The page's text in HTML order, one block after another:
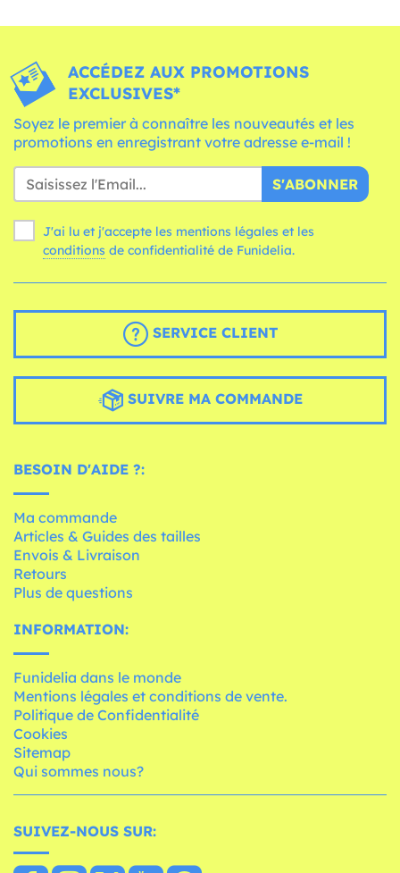
ACCÉDEZ AUX PROMOTIONS
EXCLUSIVES*
Soyez le premier à connaître les nouveautés et les
promotions en enregistrant votre adresse e-mail !
S'ABONNER
J'ai lu et j'accepte les mentions légales et les
conditions de confidentialité de Funidelia.
SERVICE CLIENT
SUIVRE MA COMMANDE
BESOIN D'AIDE ?:
Ma commande
Articles & Guides des tailles
Envois & Livraison
Retours
Plus de questions
INFORMATION:
Funidelia dans le monde
Mentions légales et conditions de vente.
Politique de Confidentialité
Cookies
Sitemap
Qui sommes nous?
SUIVEZ-NOUS SUR: